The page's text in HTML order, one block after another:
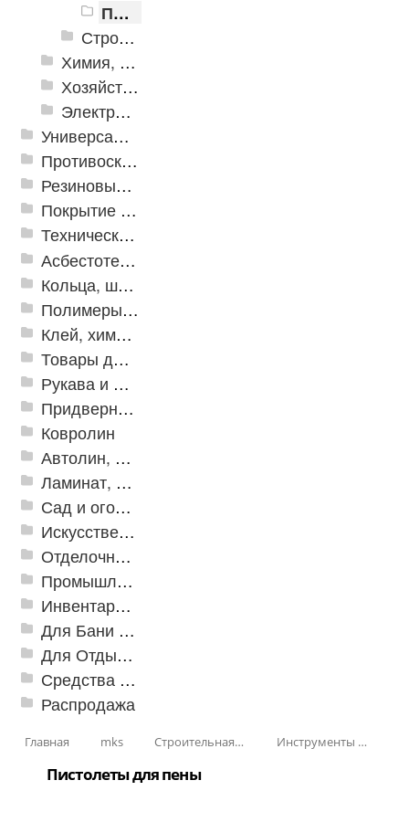
Пистолеты для пены
Строительная химия
Химия, крепеж, СИЗ
Хозяйственные принадлежности
Электрика и свет
Универсальные модульные покрытия
Противоскользящая защита для лестниц, профили, ленты
Резиновые и ПВХ дорожки
Покрытие из резиновой крошки
Техническая резина
Асбестотехнические и теплоизоляционные материалы
Кольца, шайбы, манжеты
Полимеры и пластики
Клей, химия, сопутствующие товары
Товары для дома
Рукава и шланги промышленные
Придверные решетки
Ковролин
Автолин, Транслин, Линолеум
Ламинат, Кварцвиниловая плитка SPC
Сад и огород
Искусственная трава
Отделочные профили
Промышленный текстиль
Инвентарь для клининга
Для Бани и Сауны
Для Отдыха и Пикника
Средства от насекомых и садовых вредителей
Распродажа
Главная mks Строительная Химия и принадлежности Инструменты для строительной химии
Пистолеты для пены